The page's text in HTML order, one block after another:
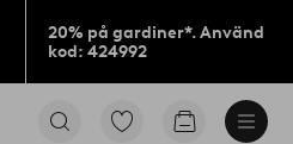
20% på gardiner*. Använd
kod: 424992
Gå
Gå